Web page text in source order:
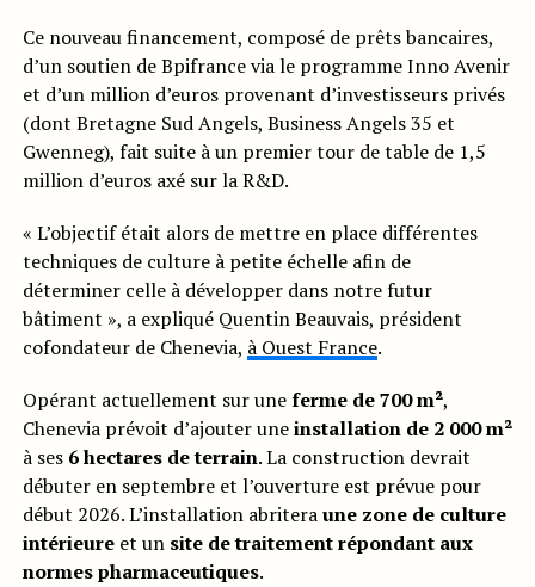
Ce nouveau financement, composé de prêts bancaires,
d’un soutien de Bpifrance via le programme Inno Avenir
et d’un million d’euros provenant d’investisseurs privés
(dont Bretagne Sud Angels, Business Angels 35 et
Gwenneg), fait suite à un premier tour de table de 1,5
million d’euros axé sur la R&D.
« L’objectif était alors de mettre en place différentes
techniques de culture à petite échelle afin de
déterminer celle à développer dans notre futur
bâtiment », a expliqué Quentin Beauvais, président
cofondateur de Chenevia, à Ouest France.
Opérant actuellement sur uneferme de 700 m²,
Chenevia prévoit d’ajouter uneinstallation de 2 000 m²
à ses 6 hectares de terrain. La construction devrait
débuter en septembre et l’ouverture est prévue pour
début 2026. L’installation abriteraune zone de culture
intérieure et un site de traitement répondant aux
normes pharmaceutiques.